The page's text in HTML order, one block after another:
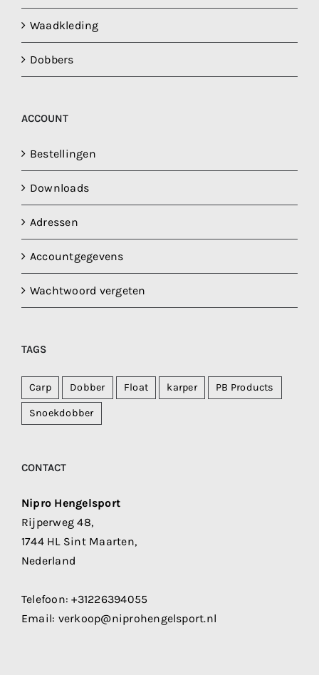
Waadkleding
Dobbers
ACCOUNT
Bestellingen
Downloads
Adressen
Accountgegevens
Wachtwoord vergeten
TAGS
Carp Dobber Float karper PB Products
Snoekdobber
CONTACT
Nipro Hengelsport
Rijperweg 48,
1744 HL Sint Maarten,
Nederland
Telefoon:+31226394055
Email: verkoop@niprohengelsport.nl